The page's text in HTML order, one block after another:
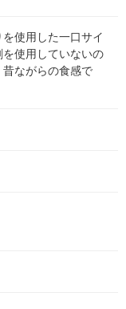
使用した一口サイ
使用していないの
ながらの食感で